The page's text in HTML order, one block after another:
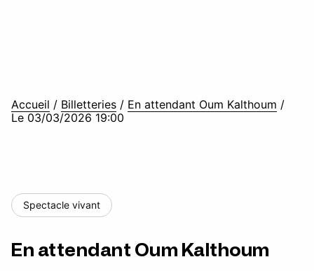
Accueil / Billetteries / En attendant Oum Kalthoum /
Le 03/03/2026 19:00
Spectacle vivant
En attendant Oum Kalthoum